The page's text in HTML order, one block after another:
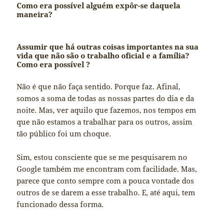
Como era possível alguém expôr-se daquela
maneira?
Assumir que há outras coisas importantes na sua
vida que não são o trabalho oficial e a família?
Como era possível ?
Não é que não faça sentido. Porque faz. Afinal,
somos a soma de todas as nossas partes do dia e da
noite. Mas, ver aquilo que fazemos, nos tempos em
que não estamos a trabalhar para os outros, assim
tão público foi um choque.
Sim, estou consciente que se me pesquisarem no
Google também me encontram com facilidade. Mas,
parece que conto sempre com a pouca vontade dos
outros de se darem a esse trabalho. E, até aqui, tem
funcionado dessa forma.